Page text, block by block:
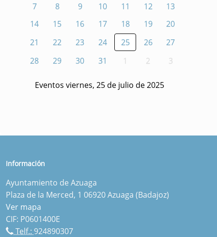
7
8 9 10 11 12
13
14
15 16 17 18 19
20
21
22 23 24 25 26
27
28
29 30 31 1 2 3
Eventos viernes, 25 de julio de 2025
Información
Ayuntamiento de Azuaga
Plaza de la Merced, 1 06920 Azuaga (Badajoz)
Ver mapa
CIF: P0601400E
Telf.: 924890307